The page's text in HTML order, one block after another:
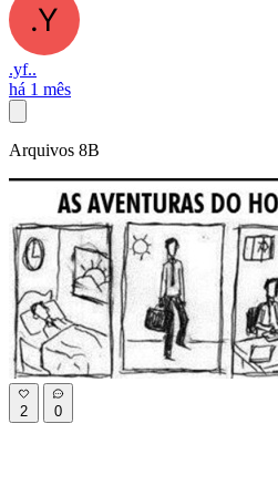
.yf..
há 1 mês
Arquivos 8B
2 0